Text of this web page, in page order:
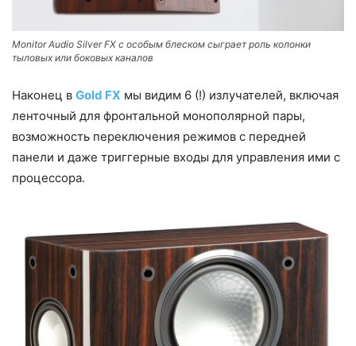
Monitor Audio Silver FX с особым блеском сыграет роль колонки
тыловых или боковых каналов
Наконец в Gold FX мы видим 6 (!) излучателей, включая
ленточный для фронтальной монополярной пары,
возможность переключения режимов с передней
панели и даже триггерные входы для управления ими с
процессора.